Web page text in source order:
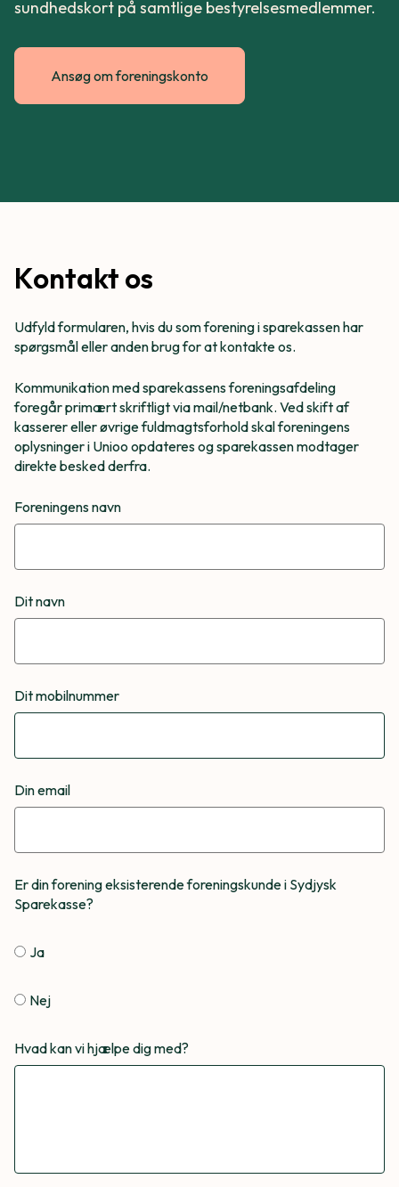
sundhedskort på samtlige bestyrelsesmedlemmer.
Ansøg om foreningskonto
Kontakt os
Udfyld formularen, hvis du som forening i sparekassen har
spørgsmål eller anden brug for at kontakte os.
Kommunikation med sparekassens foreningsafdeling
foregår primært skriftligt via mail/netbank. Ved skift af
kasserer eller øvrige fuldmagtsforhold skal foreningens
oplysninger i Unioo opdateres og sparekassen modtager
direkte besked derfra.
Foreningens navn
Dit navn
Dit mobilnummer
Din email
Er din forening eksisterende foreningskunde i Sydjysk
Sparekasse?
Ja
Nej
Hvad kan vi hjælpe dig med?